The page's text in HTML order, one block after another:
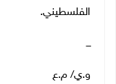
الفلسطيني.
ـــ
و.ي/ م.ع